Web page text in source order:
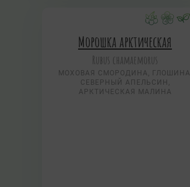
Морошка арктическая
Rubus chamaemorus
МОХОВАЯ СМОРОДИНА, ГЛОШИНА,
СЕВЕРНЫЙ АПЕЛЬСИН,
АРКТИЧЕСКАЯ МАЛИНА